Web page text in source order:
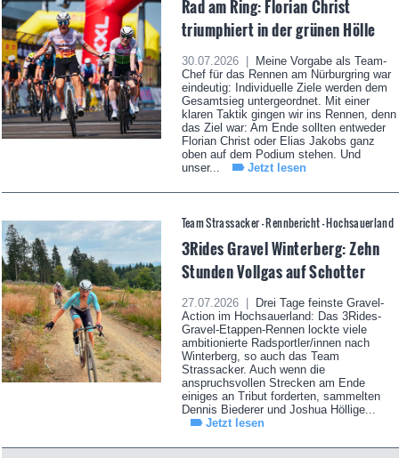
Rad am Ring: Florian Christ
triumphiert in der grünen Hölle
30.07.2026 |
Meine Vorgabe als Team-
Chef für das Rennen am Nürburgring war
eindeutig: Individuelle Ziele werden dem
Gesamtsieg untergeordnet. Mit einer
klaren Taktik gingen wir ins Rennen, denn
das Ziel war: Am Ende sollten entweder
Florian Christ oder Elias Jakobs ganz
oben auf dem Podium stehen. Und
unser...
Jetzt lesen
Team Strassacker - Rennbericht - Hochsauerland
3Rides Gravel Winterberg: Zehn
Stunden Vollgas auf Schotter
27.07.2026 |
Drei Tage feinste Gravel-
Action im Hochsauerland: Das 3Rides-
Gravel-Etappen-Rennen lockte viele
ambitionierte Radsportler/innen nach
Winterberg, so auch das Team
Strassacker. Auch wenn die
anspruchsvollen Strecken am Ende
einiges an Tribut forderten, sammelten
Dennis Biederer und Joshua Höllige...
Jetzt lesen